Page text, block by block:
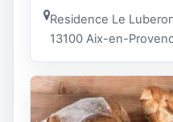
Residence Le
13100 Aix-en-